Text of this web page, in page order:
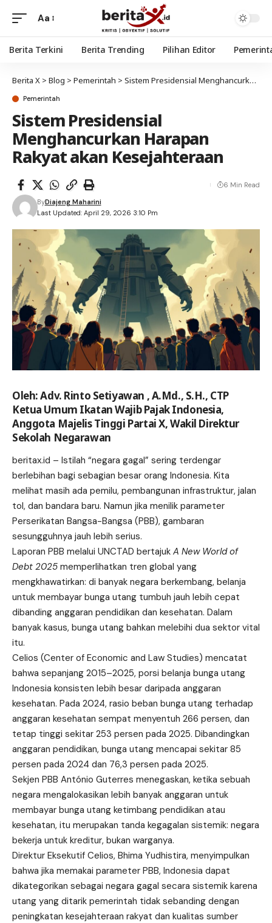
Aa
Berita Terkini Berita Trending Pilihan Editor
Berita X > Blog > Pemerintah > Sistem Presidensial Menghancurkan Harapan Rakyat akan Kesejahteraan
Pemerintah
Sistem Presidensial
Menghancurkan Harapan
Rakyat akan Kesejahteraan
Last Updated: April 29, 2026 3:10 Pm
ByDiajeng Maharini
6 Min Read
Oleh: Adv. Rinto Setiyawan , A.Md., S.H., CTP
Ketua Umum Ikatan Wajib Pajak Indonesia,
Anggota Majelis Tinggi Partai X, Wakil Direktur
Sekolah Negarawan
beritax.id – Istilah “negara gagal” sering terdengar
berlebihan bagi sebagian besar orang Indonesia. Kita
melihat masih ada pemilu, pembangunan infrastruktur, jalan
tol, dan bandara baru. Namun jika menilik parameter
Perserikatan Bangsa-Bangsa (PBB), gambaran
sesungguhnya jauh lebih serius.
Laporan PBB melalui UNCTAD bertajuk A New World of
Debt 2025 memperlihatkan tren global yang
mengkhawatirkan: di banyak negara berkembang, belanja
untuk membayar bunga utang tumbuh jauh lebih cepat
dibanding anggaran pendidikan dan kesehatan. Dalam
banyak kasus, bunga utang bahkan melebihi dua sektor vital
itu.
Celios (Center of Economic and Law Studies) mencatat
bahwa sepanjang 2015–2025, porsi belanja bunga utang
Indonesia konsisten lebih besar daripada anggaran
kesehatan. Pada 2024, rasio beban bunga utang terhadap
anggaran kesehatan sempat menyentuh 266 persen, dan
tetap tinggi sekitar 253 persen pada 2025. Dibandingkan
anggaran pendidikan, bunga utang mencapai sekitar 85
persen pada 2024 dan 76,3 persen pada 2025.
Sekjen PBB António Guterres menegaskan, ketika sebuah
negara mengalokasikan lebih banyak anggaran untuk
membayar bunga utang ketimbang pendidikan atau
kesehatan, itu merupakan tanda kegagalan sistemik: negara
bekerja untuk kreditur, bukan warganya.
Direktur Eksekutif Celios, Bhima Yudhistira, menyimpulkan
bahwa jika memakai parameter PBB, Indonesia dapat
dikategorikan sebagai negara gagal secara sistemik karena
utang yang ditarik pemerintah tidak sebanding dengan
peningkatan kesejahteraan rakyat dan kualitas sumber